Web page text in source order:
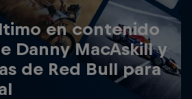
en contenido
Danny MacAskill y
de Red Bull para